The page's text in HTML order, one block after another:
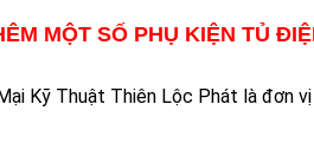
MỘT SỐ PHỤ KIỆN TỦ
Kỹ Thuật Thiên Lộc Phát là đơn